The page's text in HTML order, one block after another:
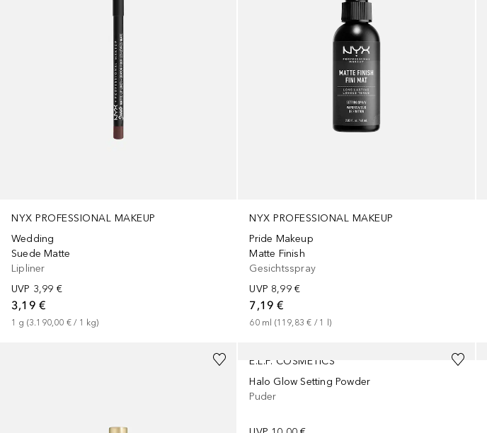
NYX PROFESSIONAL MAKEUP
Wedding
Suede Matte
Lipliner
UVP 3,99 €
3,19 €
1 g (3.190,00 € / 1 kg)
NYX PROFESSIONAL MAKEUP
Pride Makeup
Matte Finish
Gesichtsspray
UVP 8,99 €
7,19 €
60 ml (119,83 € / 1 )
E.L.F. COSMETICS
Halo Glow Setting Powder
Puder